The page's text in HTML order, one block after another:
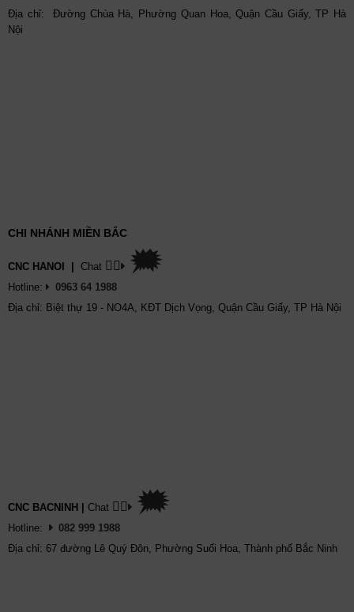
Địa chỉ: Đường Chùa Hà, Phường Quan Hoa, Quận Cầu Giấy, TP Hà
Nội
CHI NHÁNH MIỀN BẮC
CNC HANOI Chat 👉🏽 🗯
Hotline:
0963 64 1988
Địa chỉ: Biệt thự 19 - NO4A, KĐT Dịch Vọng, Quận Cầu Giấy, TP Hà Nội
CNC BACNINH Chat 👉🏽 🗯
Hotline:
082 999 1988
Địa chỉ: 67 đường Lê Quý Đôn, Phường Suối Hoa, Thành phố Bắc Ninh